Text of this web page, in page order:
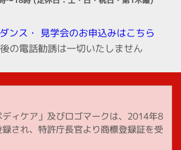
ンス・ 見学会のお申込みはこちら
の電話勧誘は一切いたしません
ディケア」及びロゴマークは、2014年8
され、特許庁長官より商標登録証を受